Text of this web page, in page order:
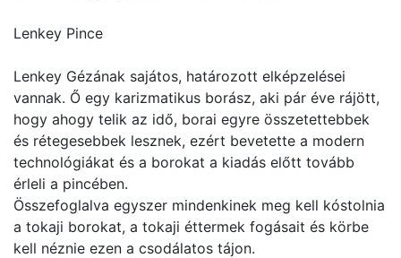
Lenkey Pince
Lenkey Gézának sajátos, határozott elképzelései
vannak. Ő egy karizmatikus borász, aki pár éve rájött,
hogy ahogy telik az idő, borai egyre összetettebbek
és rétegesebbek lesznek, ezért bevetette a modern
technológiákat és a borokat a kiadás előtt tovább
érleli a pincében.
Összefoglalva egyszer mindenkinek meg kell kóstolnia
a tokaji borokat, a tokaji éttermek fogásait és körbe
kell néznie ezen a csodálatos tájon.